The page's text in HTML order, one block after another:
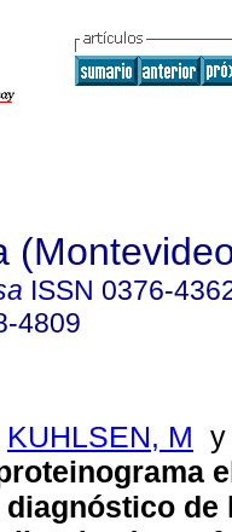
ISSN 0376-
4809
KUHLSEN, M
diagnóstico de